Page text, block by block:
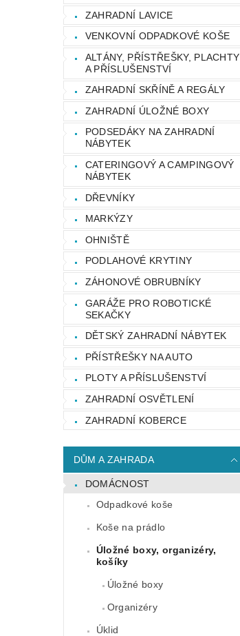
ZAHRADNÍ LAVICE
VENKOVNÍ ODPADKOVÉ KOŠE
ALTÁNY, PŘÍSTŘEŠKY, PLACHTY
A PŘÍSLUŠENSTVÍ
ZAHRADNÍ SKŘÍNĚ A REGÁLY
ZAHRADNÍ ÚLOŽNÉ BOXY
PODSEDÁKY NA ZAHRADNÍ
NÁBYTEK
CATERINGOVÝ A CAMPINGOVÝ
NÁBYTEK
DŘEVNÍKY
MARKÝZY
OHNIŠTĚ
PODLAHOVÉ KRYTINY
ZÁHONOVÉ OBRUBNÍKY
GARÁŽE PRO ROBOTICKÉ
SEKAČKY
DĚTSKÝ ZAHRADNÍ NÁBYTEK
PŘÍSTŘEŠKY NA AUTO
PLOTY A PŘÍSLUŠENSTVÍ
ZAHRADNÍ OSVĚTLENÍ
ZAHRADNÍ KOBERCE
DŮM A ZAHRADA
DOMÁCNOST
Odpadkové koše
Koše na prádlo
Úložné boxy, organizéry,
košíky
Úložné boxy
Organizéry
Úklid